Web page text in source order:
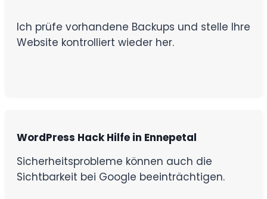
Ich prüfe vorhandene Backups und stelle Ihre
Website kontrolliert wieder her.
WordPress Hack Hilfe in Ennepetal
Sicherheitsprobleme können auch die
Sichtbarkeit bei Google beeinträchtigen.